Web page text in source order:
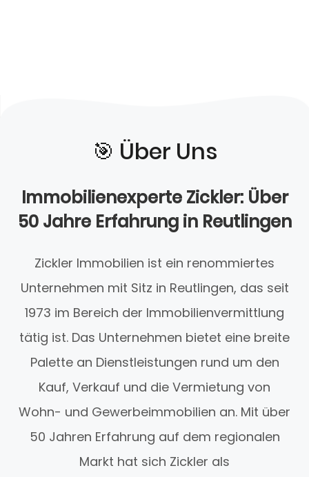
🎯️ Über Uns
Immobilienexperte Zickler: Über
50 Jahre Erfahrung in Reutlingen
Zickler Immobilien ist ein renommiertes
Unternehmen mit Sitz in Reutlingen, das seit
1973 im Bereich der Immobilienvermittlung
tätig ist. Das Unternehmen bietet eine breite
Palette an Dienstleistungen rund um den
Kauf, Verkauf und die Vermietung von
Wohn- und Gewerbeimmobilien an. Mit über
50 Jahren Erfahrung auf dem regionalen
Markt hat sich Zickler als